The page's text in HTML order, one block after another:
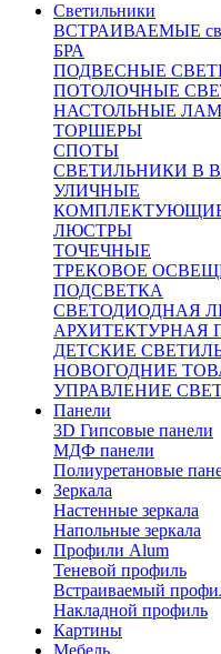
Светильники
ВСТРАИВАЕМЫЕ
БРА
ПОДВЕСНЫЕ
ПОТОЛОЧНЫЕ
НАСТОЛЬНЫЕ
ТОРШЕРЫ
СПОТЫ
СВЕТИЛЬНИКИ В
УЛИЧНЫЕ
ЛЮСТРЫ
ТОЧЕЧНЫЕ
ТРЕКОВОЕ
ПОДСВЕТКА
СВЕТОДИОДНАЯ
АРХИТЕКТУРНАЯ
ДЕТСКИЕ
НОВОГОДНИЕ
УПРАВЛЕНИЕ
Панели
3D Гипсовые панели
МДФ панели
Полиуретановые
Зеркала
Настенные зеркала
Напольные зеркала
Профили Alum
Теневой профиль
Встраиваемый
Накладной профиль
Картины
Мебель